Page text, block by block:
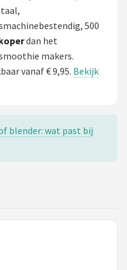
500
dan het
makers.
vanaf € 9,95. Bekijk
blender: wat past bij